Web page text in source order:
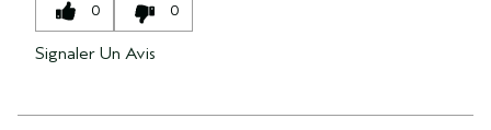
0 0
Signaler Un Avis